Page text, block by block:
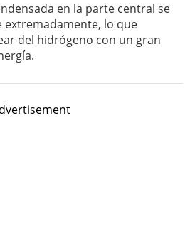
en la parte central se
lo que
del hidrógeno con un gran